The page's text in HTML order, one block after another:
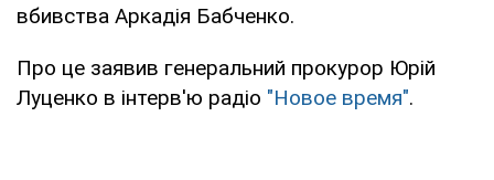
вбивства Аркадія Бабченко.
Про це заявив генеральний прокурор Юрій
Луценко в інтерв'ю радіо "Новое время".